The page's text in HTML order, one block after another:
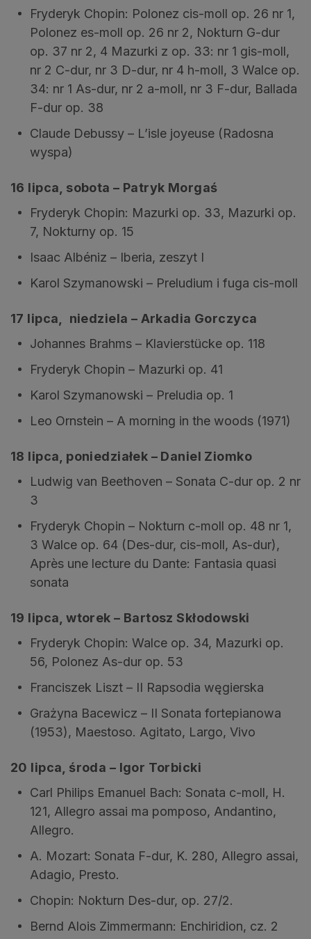
Fryderyk Chopin: Polonez cis-moll op. 26 nr 1,
Polonez es-moll op. 26 nr 2, Nokturn G-dur
op. 37 nr 2, 4 Mazurki z op. 33: nr 1 gis-moll,
nr 2 C-dur, nr 3 D-dur, nr 4 h-moll, 3 Walce op.
34: nr 1 As-dur, nr 2 a-moll, nr 3 F-dur, Ballada
F-dur op. 38
Claude Debussy – L’isle joyeuse (Radosna
wyspa)
16 lipca, sobota – Patryk Morgaś
Fryderyk Chopin: Mazurki op. 33, Mazurki op.
7, Nokturny op. 15
Isaac Albéniz – Iberia, zeszyt I
Karol Szymanowski – Preludium i fuga cis-moll
17 lipca, niedziela – Arkadia Gorczyca
Johannes Brahms – Klavierstücke op. 118
Fryderyk Chopin – Mazurki op. 41
Karol Szymanowski – Preludia op. 1
Leo Ornstein – A morning in the woods (1971)
18 lipca, poniedziałek – Daniel Ziomko
Ludwig van Beethoven – Sonata C-dur op. 2 nr
3
Fryderyk Chopin – Nokturn c-moll op. 48 nr 1,
3 Walce op. 64 (Des-dur, cis-moll, As-dur),
Après une lecture du Dante: Fantasia quasi
sonata
19 lipca, wtorek – Bartosz Skłodowski
Fryderyk Chopin: Walce op. 34, Mazurki op.
56, Polonez As-dur op. 53
Franciszek Liszt – II Rapsodia węgierska
Grażyna Bacewicz – II Sonata fortepianowa
(1953), Maestoso. Agitato, Largo, Vivo
20 lipca, środa – Igor Torbicki
Carl Philips Emanuel Bach: Sonata c-moll, H.
121, Allegro assai ma pomposo, Andantino,
Allegro.
A. Mozart: Sonata F-dur, K. 280, Allegro assai,
Adagio, Presto.
Chopin: Nokturn Des-dur, op. 27/2.
Bernd Alois Zimmermann: Enchiridion, cz. 2